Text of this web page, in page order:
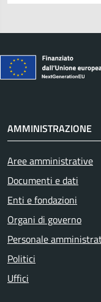
AMMINISTRAZIONE
Aree amministrative
Documenti e dati
Enti e fondazioni
Organi di governo
Personale
Politici
Uffici